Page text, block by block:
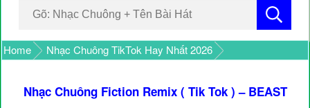
Home Nhạc Chuông TikTok Hay Nhất 2026
Nhạc Chuông Fiction Remix ( Tik Tok ) – BEAST